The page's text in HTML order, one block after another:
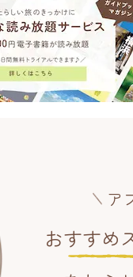
ア
おすすめ